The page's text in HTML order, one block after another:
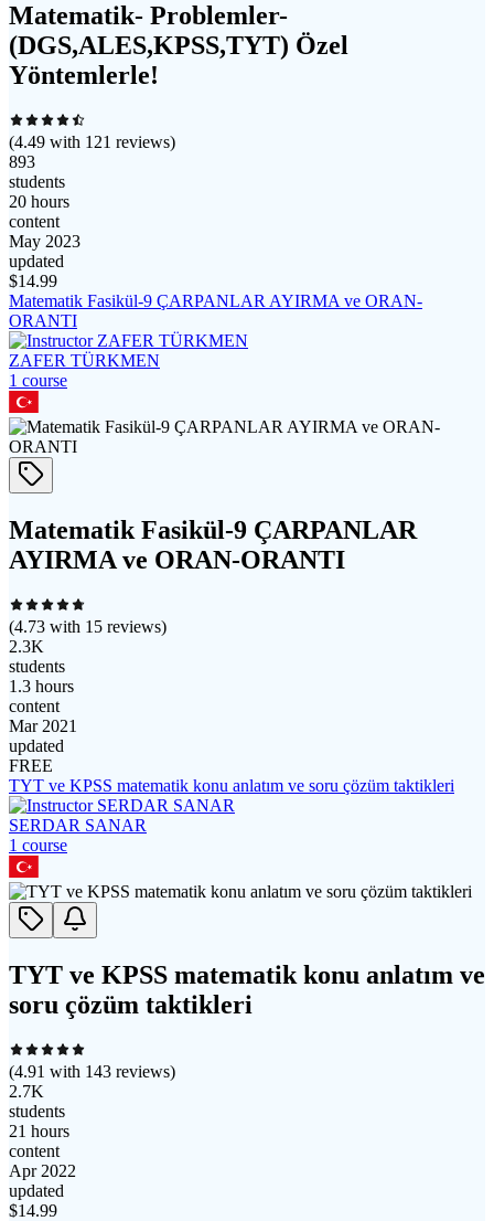
Matematik- Problemler-
(DGS,ALES,KPSS,TYT) Özel
Yöntemlerle!
(4.49 with 121 reviews)
893
students
20 hours
content
May 2023
updated
$14.99
Matematik Fasikül-9 ÇARPANLAR AYIRMA ve ORAN-
ORANTI
ZAFER TÜRKMEN
1 course
Matematik Fasikül-9 ÇARPANLAR
AYIRMA ve ORAN-ORANTI
(4.73 with 15 reviews)
2.3K
students
1.3 hours
content
Mar 2021
updated
FREE
TYT ve KPSS matematik konu anlatım ve soru çözüm taktikleri
SERDAR SANAR
1 course
TYT ve KPSS matematik konu anlatım ve
soru çözüm taktikleri
(4.91 with 143 reviews)
2.7K
students
21 hours
content
Apr 2022
updated
$14.99